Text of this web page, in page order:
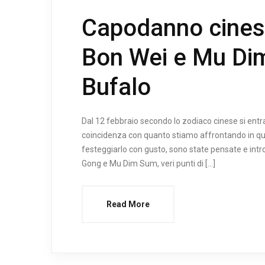
Capodanno
Bon Wei e Mu
Bufalo
Dal 12 febbraio secondo lo zodiaco cinese si
coincidenza con quanto stiamo affrontando in
festeggiarlo con gusto, sono state pensate e
Gong e Mu Dim Sum, veri punti di […]
Read More